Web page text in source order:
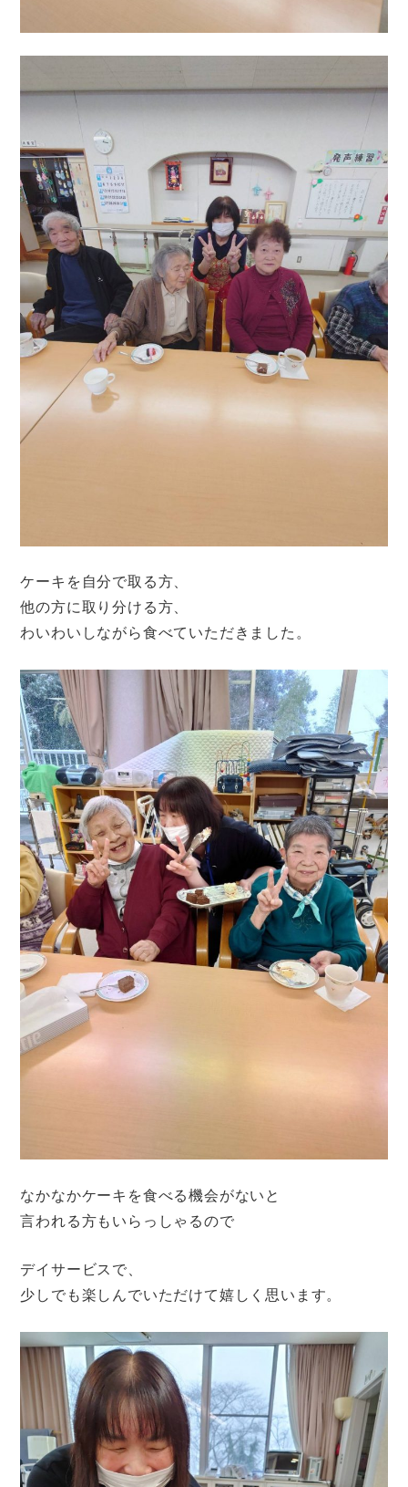
ケーキを自分で取る方、
他の方に取り分ける方、
わいわいしながら食べていただきました。
なかなかケーキを食べる機会がないと
言われる方もいらっしゃるので
デイサービスで、
少しでも楽しんでいただけて嬉しく思います。